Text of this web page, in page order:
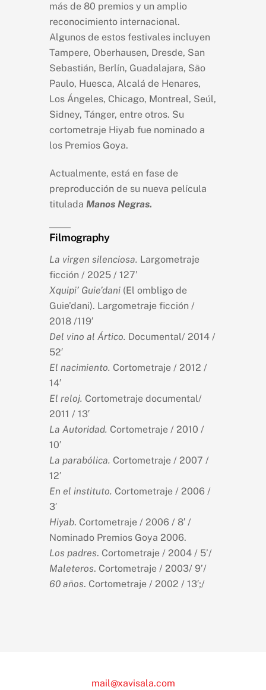
más de 80 premios y un amplio
reconocimiento internacional.
Algunos de estos festivales incluyen
Tampere, Oberhausen, Dresde, San
Sebastián, Berlín, Guadalajara, São
Paulo, Huesca, Alcalá de Henares,
Los Ángeles, Chicago, Montreal, Seúl,
Sidney, Tánger, entre otros. Su
cortometraje Hiyab fue nominado a
los Premios Goya.
Actualmente, está en fase de
preproducción de su nueva película
titulada Manos Negras.
Filmography
La virgen silenciosa. Largometraje
ficción / 2025 / 127’
Xquipi’ Guie’dani(El ombligo de
Guie’dani). Largometraje ficción /
2018 /119′
Del vino al Ártico. Documental/ 2014 /
52′
El nacimiento. Cortometraje / 2012 /
14′
El reloj. Cortometraje documental/
2011 / 13′
La Autoridad. Cortometraje / 2010 /
10′
La parabólica. Cortometraje / 2007 /
12′
En el instituto. Cortometraje / 2006 /
3′
Hiyab. Cortometraje / 2006 / 8′ /
Nominado Premios Goya 2006.
Los padres. Cortometraje / 2004 / 5’/
Maleteros. Cortometraje / 2003/ 9’/
60 años. Cortometraje / 2002 / 13′;/
mail@xavisala.com